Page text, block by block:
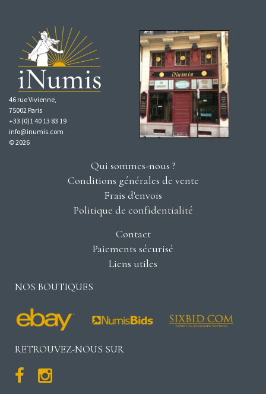
46 rue Vivienne,
75002 Paris
+33 (0)1 40 13 83 19
info@inumis.com
© 2026
Qui sommes-nous ?
Conditions générales de vente
Frais d'envois
Politique de confidentialité
Contact
Paiements sécurisé
Liens utiles
NOS BOUTIQUES
RETROUVEZ-NOUS SUR